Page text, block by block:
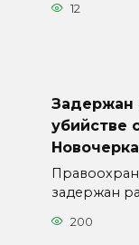
12
Задержан
убийстве
задержан
200